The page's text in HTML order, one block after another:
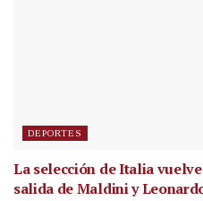
DEPORTES
La selección de Italia
salida de Maldini y